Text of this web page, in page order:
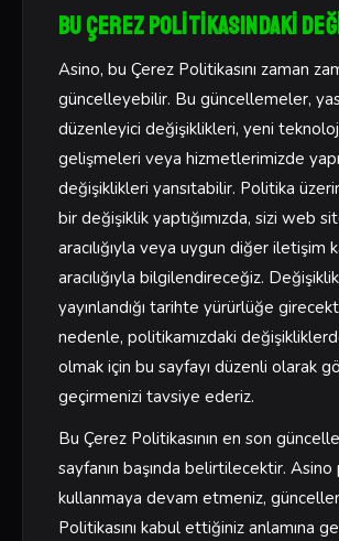
Bu Çerez Politikasındaki
Asino, bu Çerez Politikasını zaman
güncelleyebilir. Bu güncellemeler,
düzenleyici değişiklikleri, yeni
gelişmeleri veya hizmetlerimizde
değişiklikleri yansıtabilir. Politika
bir değişiklik yaptığımızda, sizi web
aracılığıyla veya uygun diğer iletişim
aracılığıyla bilgilendireceğiz.
yayınlandığı tarihte yürürlüğe
nedenle, politikamızdaki
olmak için bu sayfayı düzenli olarak
geçirmenizi tavsiye ederiz.
Bu Çerez Politikasının en son
sayfanın başında belirtilecektir.
kullanmaya devam etmeniz,
Politikasını kabul ettiğiniz anlamına